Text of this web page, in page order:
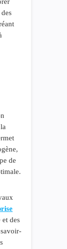
de
et des